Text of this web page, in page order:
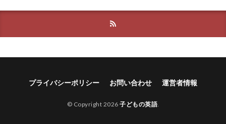
プライバシーポリシー お問い合わせ 運営者情報
© Copyright 2026 子どもの英語.